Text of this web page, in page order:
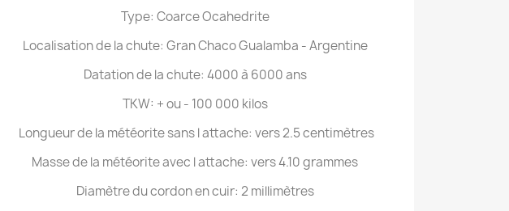
Type: Coarce Ocahedrite
Localisation de la chute: Gran Chaco Gualamba - Argentine
Datation de la chute: 4000 à 6000 ans
TKW: + ou - 100 000 kilos
Longueur de la météorite sans l attache: vers 2.5 centimètres
Masse de la météorite avec l attache: vers 4.10 grammes
Diamètre du cordon en cuir: 2 millimètres